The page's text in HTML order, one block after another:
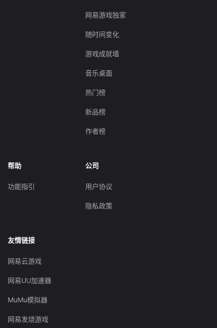
网易游戏独家
随时间变化
游戏成就墙
音乐桌面
热门榜
新品榜
作者榜
帮助
功能指引
公司
用户协议
隐私政策
友情链接
网易云游戏
网易UU加速器
MuMu模拟器
网易发烧游戏